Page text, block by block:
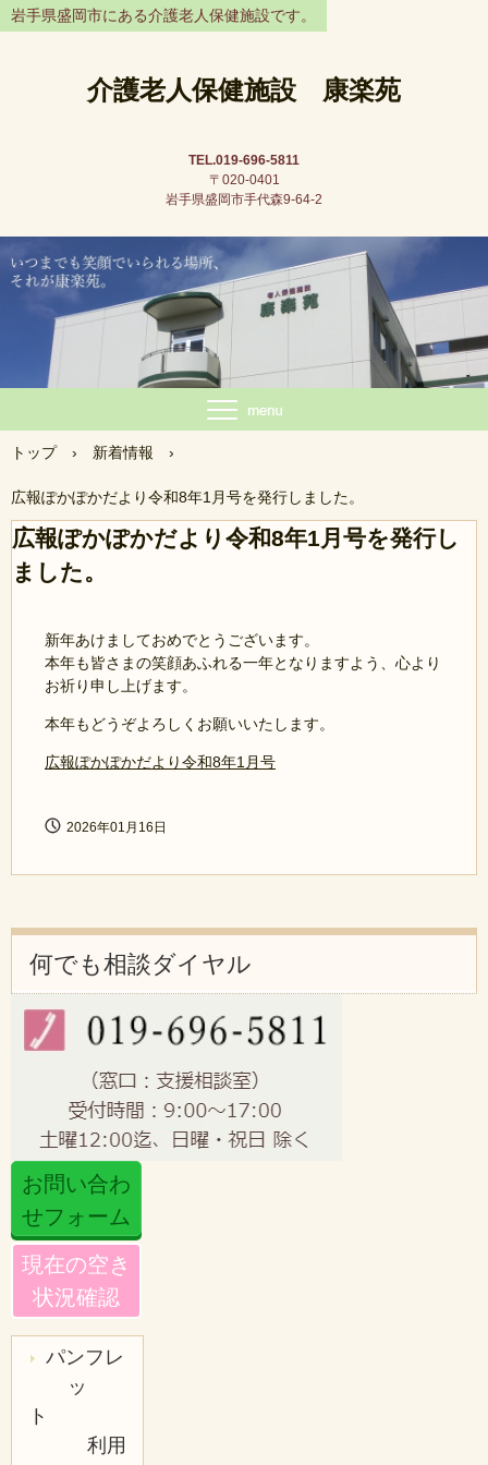
介護老人保健施設 康楽苑
岩手県盛岡市にある介護老人保健施設です。
TEL.019-696-5811
〒020-0401
岩手県盛岡市手代森9-64-2
トップ › 新着情報 ›
広報ぽかぽかだより令和8年1月号を発行しました。
広報ぽかぽかだより令和8年1月号を発行し
ました。
新年あけましておめでとうございます。
本年も皆さまの笑顔あふれる一年となりますよう、心より
お祈り申し上げます。
本年もどうぞよろしくお願いいたします。
広報ぽかぽかだより令和8年1月号
2026年01月16日
何でも相談ダイヤル
お問い合わ
せフォーム
現在の空き
状況確認
パンフレ
ッ
ト
利用